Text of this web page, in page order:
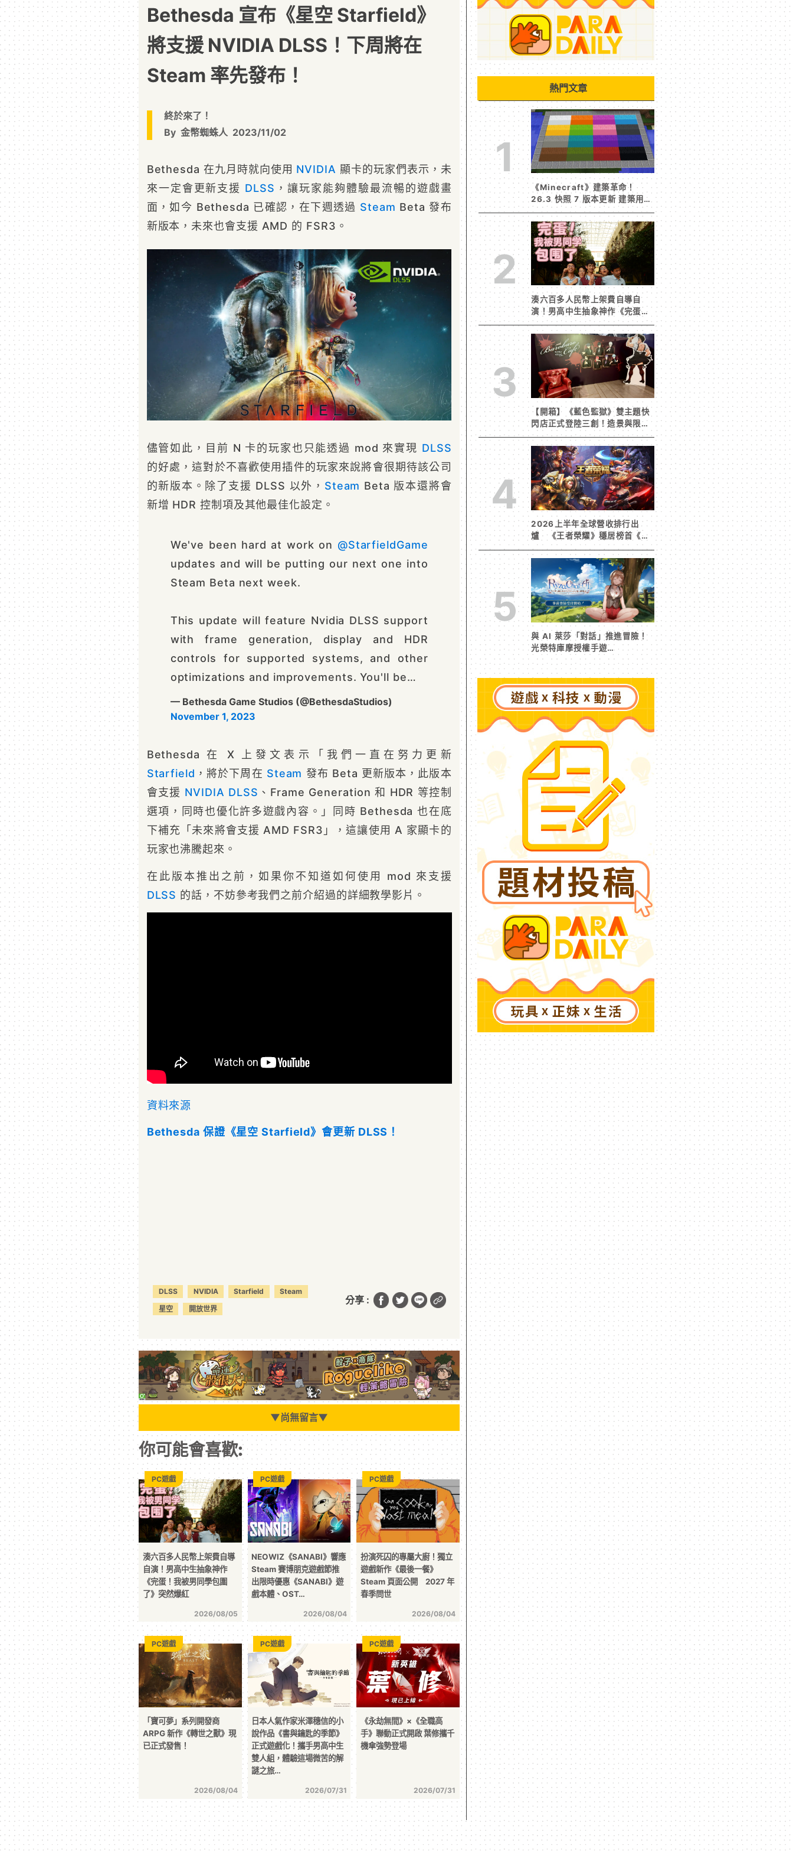
Bethesda 宣布《星空 Starfield》
將支援 NVIDIA DLSS！下周將在
Steam 率先發布！
終於來了！
By 金幣蜘蛛人 2023/11/02
Bethesda 在九月時就向使用 NVIDIA 顯卡的玩家們表示，未
來一定會更新支援 DLSS ，讓玩家能夠體驗最流暢的遊戲畫
面，如今 Bethesda 已確認，在下週透過 Steam Beta 發布
新版本，未來也會支援 AMD 的 FSR3。
儘管如此，目前 N 卡的玩家也只能透過 mod 來實現 DLSS
的好處，這對於不喜歡使用插件的玩家來說將會很期待該公司
的新版本。除了支援 DLSS 以外， Steam Beta 版本還將會
新增 HDR 控制項及其他最佳化設定。
We've been hard at work on @StarfieldGame
updates and will be putting our next one into
Steam Beta next week.
This update will feature Nvidia DLSS support
with frame generation, display and HDR
controls for supported systems, and other
optimizations and improvements. You'll be…
— Bethesda Game Studios (@BethesdaStudios)
November 1, 2023
Bethesda 在 X 上發文表示「我們一直在努力更新
Starfield ，將於下周在 Steam 發布 Beta 更新版本，此版本
會支援 NVIDIA DLSS 、Frame Generation 和 HDR 等控制
選項，同時也優化許多遊戲內容。」同時 Bethesda 也在底
下補充「未來將會支援 AMD FSR3」，這讓使用 A 家顯卡的
玩家也沸騰起來。
在此版本推出之前，如果你不知道如何使用 mod 來支援
DLSS 的話，不妨參考我們之前介紹過的詳細教學影片。
資料來源
Bethesda 保證《星空 Starfield》會更新 DLSS！
DLSS NVIDIA Starfield
Steam
星空
開放世界
分享 :
▼尚無留言▼
你可能會喜歡:
湊六百多人民幣上架費自導
自演！男高中生抽象神作
《完蛋！我被男同學包圍
了》突然爆紅
2026/08/05
PC遊戲
NEOWIZ《SANABI》響應
Steam 賽博朋克遊戲節推
出限時優惠《SANABI》遊
戲本體、OST…
2026/08/04
PC遊戲
扮演死囚的專屬大廚！獨立
遊戲新作《最後一餐》
Steam 頁面公開 2027 年
春季問世
2026/08/04
PC遊戲
「寶可夢」系列開發商
ARPG 新作《轉世之獸》現
已正式發售！
2026/08/04
PC遊戲
日本人氣作家米澤穗信的小
說作品《書與鑰匙的季節》
正式遊戲化！攜手男高中生
雙人組，體驗這場微苦的解
謎之旅…
2026/07/31
PC遊戲
《永劫無間》×《全職高
手》聯動正式開啟 葉修攜千
機傘強勢登場
2026/07/31
PC遊戲
熱門文章
1
《Minecraft》建築革命！
26.3 快照 7 版本更新 建築用方
塊家族迎來新成員 混凝土階梯&
半磚震撼登場！
2
湊六百多人民幣上架費自導自
演！男高中生抽象神作《完蛋！
我被男同學包圍了》突然爆紅
3
【開箱】《藍色監獄》雙主題快
閃店正式登陸三創！造景與限定
周邊搶先看
4
2026上半年全球營收排行出
爐 《王者榮耀》穩居榜首《寒
霜啟示錄》緊追在後！
5
與 AI 萊莎「對話」推進冒險！
光榮特庫摩授權手遊
《RyzaChat:AI ライザと創る
あなただけのひと夏の夢物語》
事前登錄今日啟動